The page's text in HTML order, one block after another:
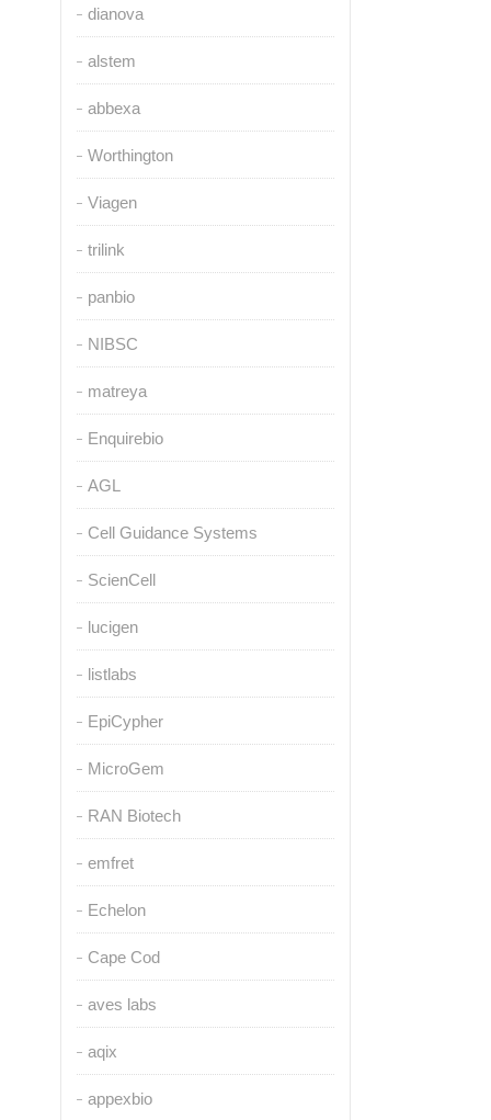
dianova
alstem
abbexa
Worthington
Viagen
trilink
panbio
NIBSC
matreya
Enquirebio
AGL
Cell Guidance Systems
ScienCell
lucigen
listlabs
EpiCypher
MicroGem
RAN Biotech
emfret
Echelon
Cape Cod
aves labs
aqix
appexbio